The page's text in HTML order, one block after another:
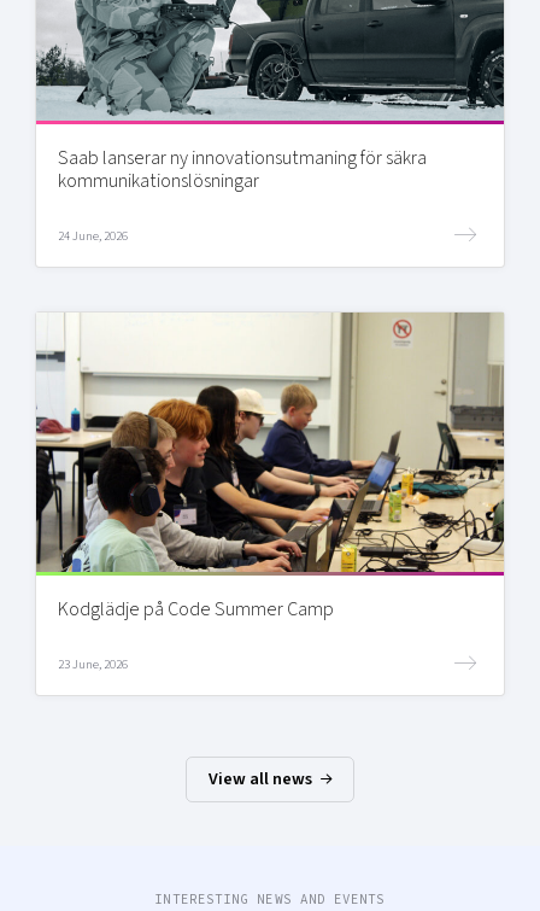
Saab lanserar ny innovationsutmaning för säkra
kommunikationslösningar
24 June, 2026
Kodglädje på Code Summer Camp
23 June, 2026
View all news
INTERESTING NEWS AND EVENTS